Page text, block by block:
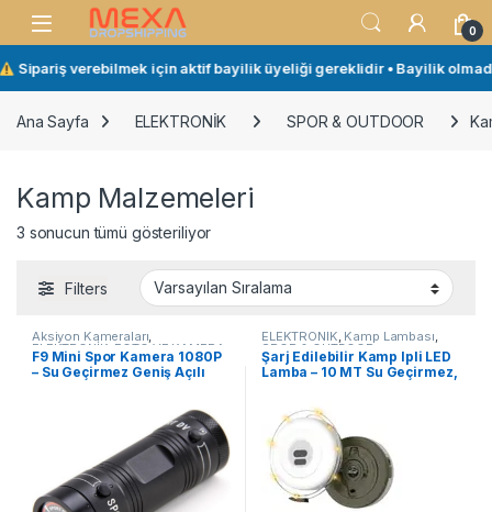
Skip to navigation
Skip to content
Open 0
Sipariş verebilmek için aktif bayilik üyeliği gereklidir • Bayilik
Ana Sayfa ELEKTRONİK SPOR & OUTDOOR
Kamp Malzemeleri
3 sonucun tümü gösteriliyor
Filters
Aksiyon Kameraları,
ELEKTRONİK FOTO VE KAMERA
Kamp Lambası
F9 Mini Spor Kamera 1080P
– Su Geçirmez Geniş Açılı
ELEKTRONİK, Kamp Lambası,
SPOR & OUTDOOR
Şarj Edilebilir Kamp Ipli LED
Lamba – 10 MT Su Geçirmez,